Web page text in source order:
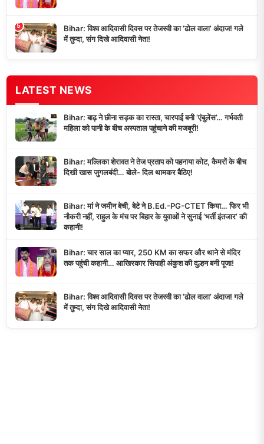
5
Bihar: विश्व आदिवासी दिवस पर तेजस्वी का ‘ढोल वाला’ अंदाज! गले
में तुम्दा, संग दिखे आदिवासी नेता!
LATEST NEWS
Bihar: बाढ़ ने छीना सड़क का रास्ता, चारपाई बनी ‘एंबुलेंस’… गर्भवती
महिला को पानी के बीच अस्पताल पहुंचाने की मजबूरी!
Bihar: मल्लिका शेरावत ने तेज प्रताप को पहनाया कोट, कैमरों के बीच
दिखी खास जुगलबंदी… बोले- दिल थामकर बैठिए!
Bihar: मां ने जमीन बेची, बेटे ने B.Ed.-PG-CTET किया… फिर भी
नौकरी नहीं, राहुल के मंच पर बिहार के युवाओं ने सुनाई ‘भर्ती इंतजार’ की
कहानी!
Bihar: चार साल का प्यार, 250 KM का सफर और थाने से मंदिर
तक पहुंची कहानी… आखिरकार सिपाही अंकुश की दुल्हन बनी पूजा!
Bihar: विश्व आदिवासी दिवस पर तेजस्वी का ‘ढोल वाला’ अंदाज! गले
में तुम्दा, संग दिखे आदिवासी नेता!